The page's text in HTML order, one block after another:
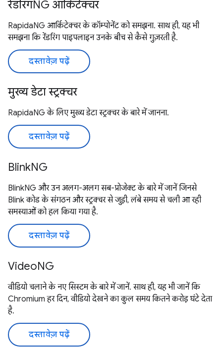
रेंडरिंगNG आर्किटेक्चर
RapidaNG आर्किटेक्चर के कॉम्पोनेंट को समझना. साथ ही, यह भी
समझना कि रेंडरिंग पाइपलाइन उनके बीच से कैसे गुज़रती है.
दस्तावेज़ पढ़ें
मुख्य डेटा स्ट्रक्चर
RapidaNG के लिए मुख्य डेटा स्ट्रक्चर के बारे में जानना.
दस्तावेज़ पढ़ें
BlinkNG
BlinkNG और उन अलग-अलग सब-प्रोजेक्ट के बारे में जानें जिनसे
Blink कोड के संगठन और स्ट्रक्चर से जुड़ी, लंबे समय से चली आ रही
समस्याओं को हल किया गया है.
दस्तावेज़ पढ़ें
VideoNG
वीडियो चलाने के नए सिस्टम के बारे में जानें. साथ ही, यह भी जानें कि
Chromium हर दिन, वीडियो देखने का कुल समय कितने करोड़ घंटे देता
है.
दस्तावेज़ पढ़ें